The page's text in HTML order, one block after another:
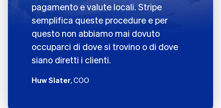
pagamento e valute locali. Stripe
semplifica queste procedure e per
questo non abbiamo mai dovuto
occuparci di dove si trovino o di dove
siano diretti i clienti.
Huw Slater, COO